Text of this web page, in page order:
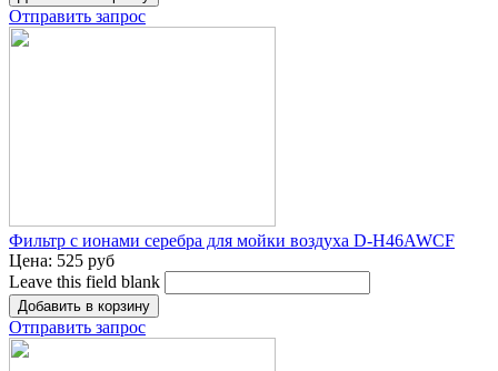
Отправить запрос
Фильтр с ионами серебра для мойки воздуха D-H46AWCF
Цена: 525 руб
Leave this field blank
Отправить запрос